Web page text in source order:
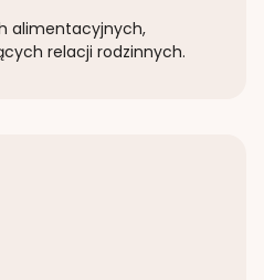
alimentacyjnych,
relacji rodzinnych.